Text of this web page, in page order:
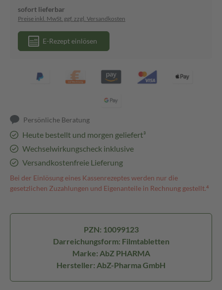
sofort lieferbar
Preise inkl. MwSt. ggf. zzgl. Versandkosten
E-Rezept einlösen
Persönliche Beratung
Heute bestellt und morgen geliefert³
Wechselwirkungscheck inklusive
Versandkostenfreie Lieferung
Bei der Einlösung eines Kassenrezeptes werden nur die
gesetzlichen Zuzahlungen und Eigenanteile in Rechnung gestellt.⁴
PZN: 10099123
Darreichungsform: Filmtabletten
Marke: AbZ PHARMA
Hersteller: AbZ-Pharma GmbH